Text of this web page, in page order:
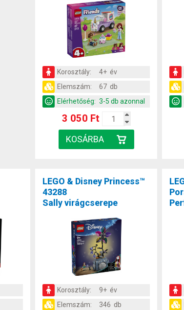
Korosztály:
4+ év
Elemszám:
67 db
Elérhetőség: 3-5 db azonnal
3 050 Ft
LEGO & Disney Princess™
43288
Sally virágcserepe
Korosztály:
9+ év
Elemszám:
346 db